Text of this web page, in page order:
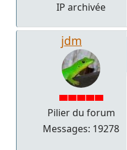
IP archivée
jdm
Pilier du forum
Messages: 19278